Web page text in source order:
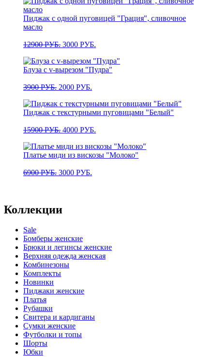
Пиджак с одной пуговицей "Грация", сливочное
масло
12900РУБ. Первоначальная
составляла
12900 РУБ..
3000 РУБ.
3000 РУБ..
Блуза c v-вырезом "Пудра"
3900РУБ. Первоначальная
составляла
3900 РУБ..
2000 РУБ.
2000 РУБ..
Пиджак с текстурными пуговицами "Белый"
15900РУБ. Первоначальная
составляла
15900 РУБ..
4000 РУБ.
4000 РУБ..
Платье миди из вискозы "Молоко"
6900РУБ. Первоначальная
3000 РУБ.
Коллекции
Sale
Бомберы женские
Брюки и легинсы женские
Верхняя одежда женская
Комбинезоны
Комплекты
Новинки
Пиджаки женские
Платья
Рубашки
Свитера и кардиганы
Сумки женские
Футболки и топы
Шорты
Юбки